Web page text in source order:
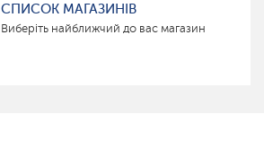
СПИСОК МАГАЗИНІВ
Виберіть найближчий до вас магазин